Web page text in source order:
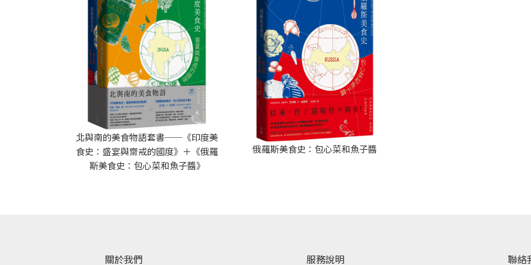
北與南的美食物語套書──《印度美
食史：盛宴與齋戒的國度》＋《俄羅
斯美食史：包心菜和魚子醬》
俄羅斯美食史：包心菜和魚子醬
關於我們 服務說明 聯絡